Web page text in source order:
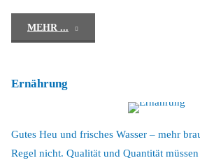
MEHR ...
Ernährung
Gutes Heu und frisches Wasser – mehr
Regel nicht. Qualität und Quantität